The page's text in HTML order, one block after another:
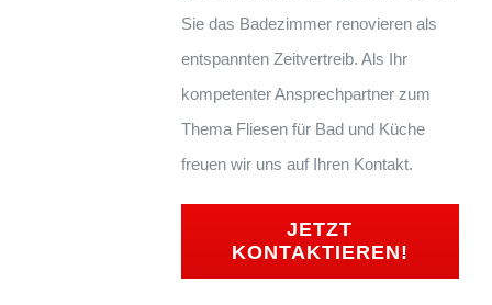
Sie das Badezimmer renovieren als
entspannten Zeitvertreib. Als Ihr
kompetenter Ansprechpartner zum
Thema Fliesen für Bad und Küche
freuen wir uns auf Ihren Kontakt.
JETZT
KONTAKTIEREN!